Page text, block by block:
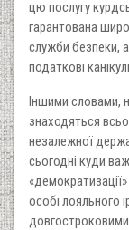
цю послугу
гарантована
служби безпеки,
податкові
Іншими словами,
знаходяться
незалежної
сьогодні куди
особі лояльного